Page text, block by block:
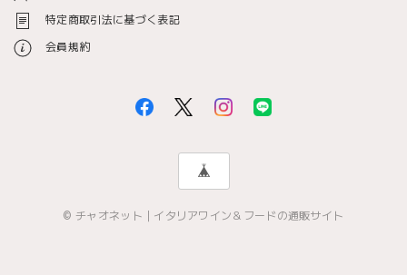
特定商取引法に基づく表記
会員規約
© チャオネット｜イタリアワイン＆フードの通販サイト